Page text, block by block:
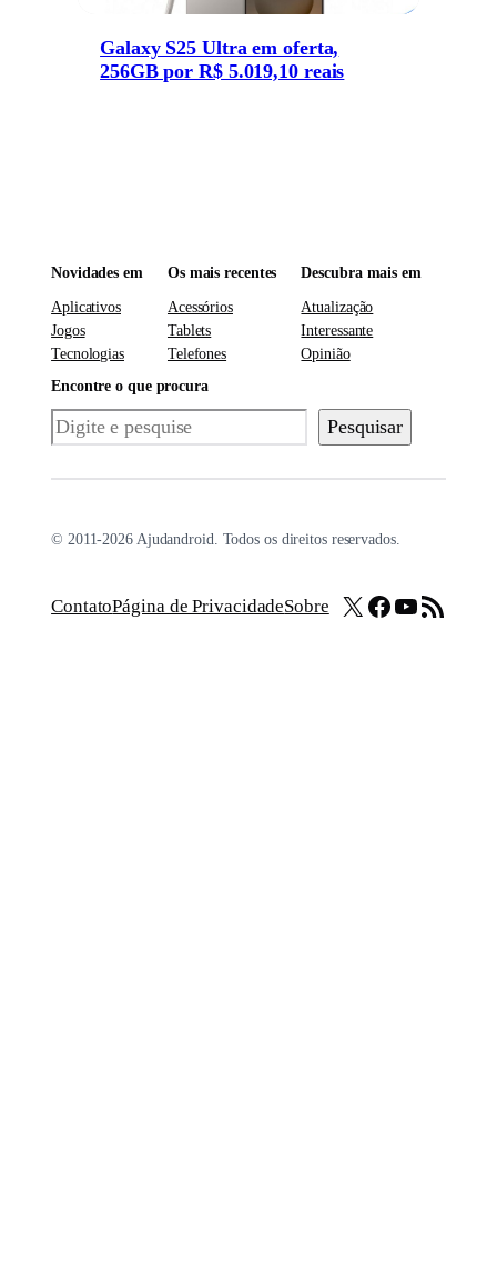
Galaxy S25 Ultra em oferta,
256GB por R$ 5.019,10 reais
Novidades em
Aplicativos
Jogos
Tecnologias
Os mais recentes
Acessórios
Tablets
Telefones
Descubra mais em
Atualização
Interessante
Opinião
Encontre o que procura
Pesquisar Pesquisar
© 2011-2026 Ajudandroid. Todos os direitos reservados.
ContatoPágina de PrivacidadeSobre X Facebook
Youtube
Feed RSS